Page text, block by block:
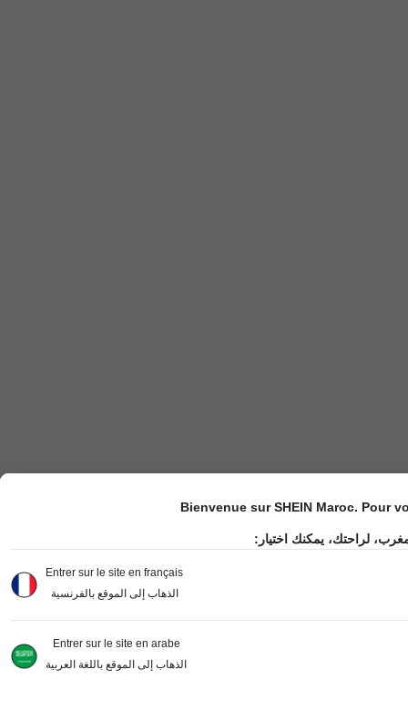
Bienvenue sur SHEIN Maroc. Pour
لراحتك، يمكنك اختيار:
Entrer sur le site en français
الذهاب إلى الموقع بالفرنسية
Entrer sur le site en arabe
الذهاب إلى الموقع باللغة العربية